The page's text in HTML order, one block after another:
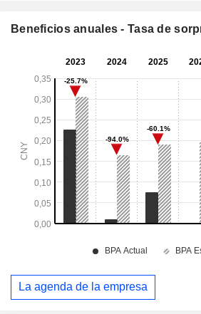
Beneficios anuales - Tasa de
La agenda de la empresa